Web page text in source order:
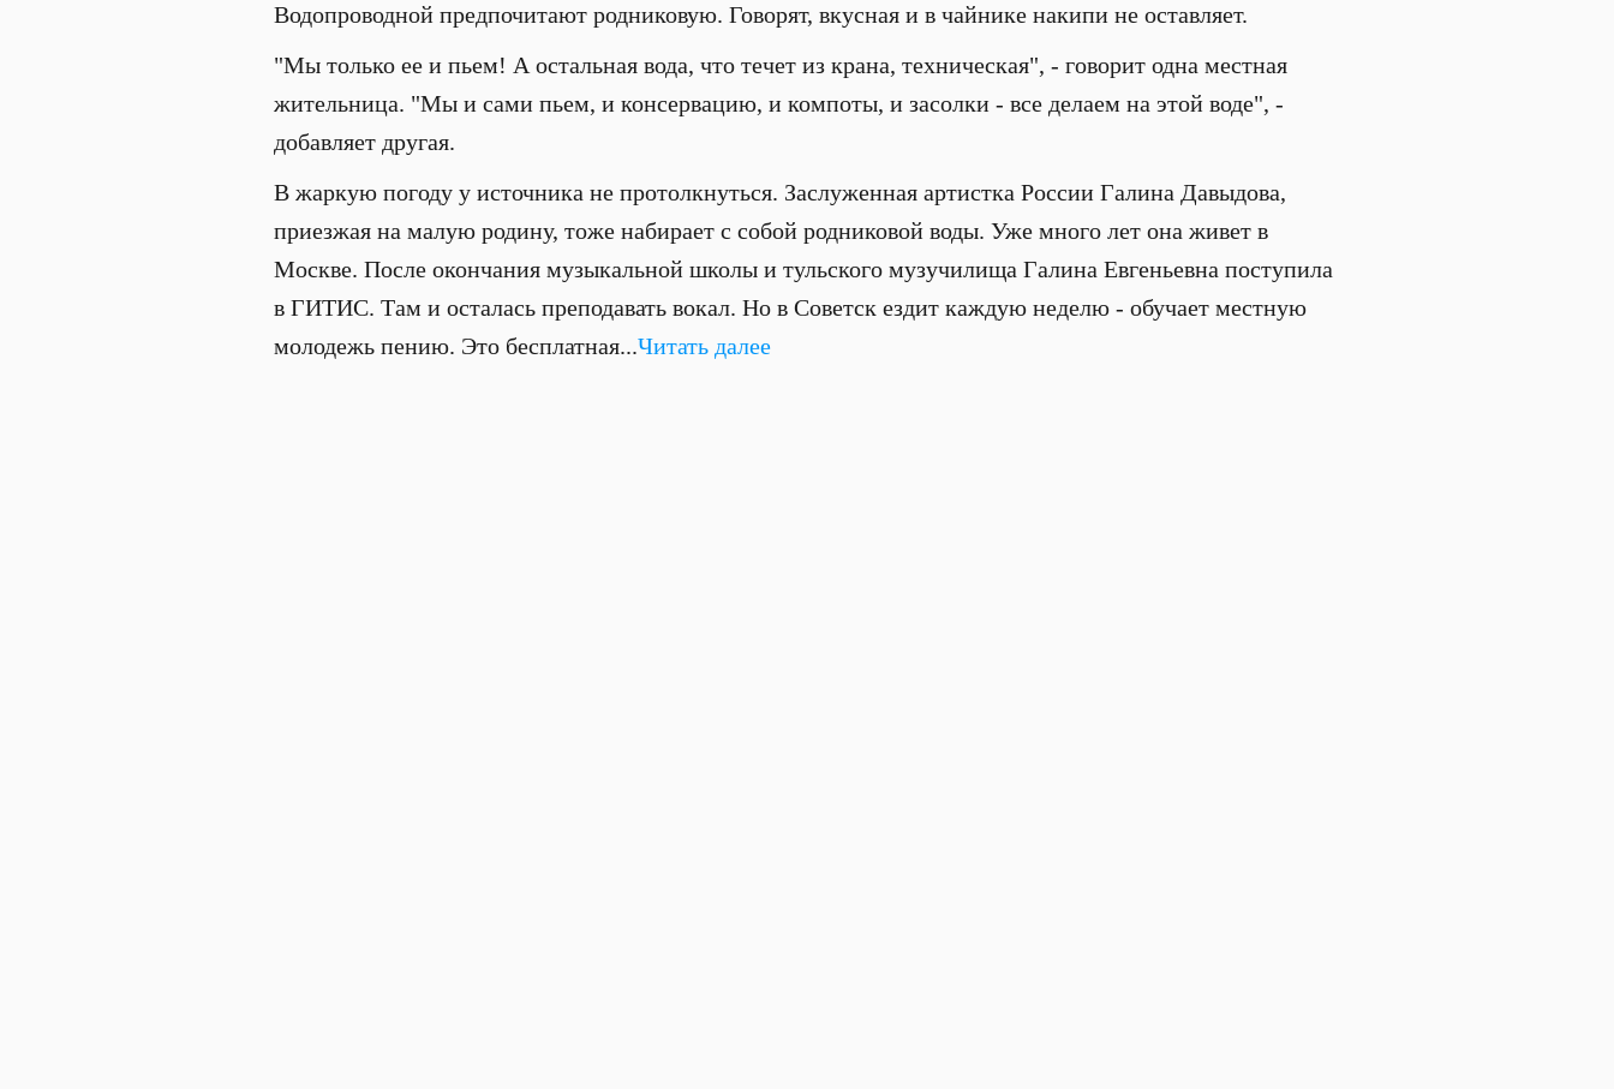
Водопроводной предпочитают родниковую. Говорят, вкусная и в чайнике накипи не оставляет.
"Мы только ее и пьем! А остальная вода, что течет из крана, техническая", - говорит одна местная
жительница. "Мы и сами пьем, и консервацию, и компоты, и засолки - все делаем на этой воде", -
добавляет другая.
В жаркую погоду у источника не протолкнуться. Заслуженная артистка России Галина Давыдова,
приезжая на малую родину, тоже набирает с собой родниковой воды. Уже много лет она живет в
Москве. После окончания музыкальной школы и тульского музучилища Галина Евгеньевна поступила
в ГИТИС. Там и осталась преподавать вокал. Но в Советск ездит каждую неделю - обучает местную
молодежь пению. Это бесплатная...Читать далее